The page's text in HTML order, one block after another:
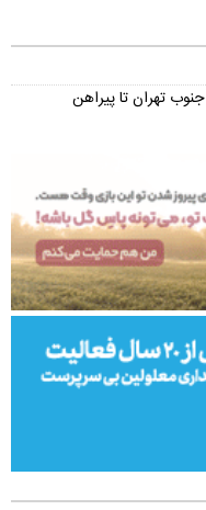
تهران تا پیراهن